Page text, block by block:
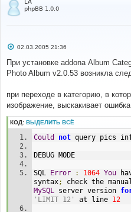
LA
phpBB 1.0.0
С
о
б
щ
и
е
02.03.2005 21:36
При установке addonа Album
Photo Album v2.0.53 возникла
при переходе в категорию, в
изображение, выскакивает
КОД: ВЫДЕЛИТЬ ВСЁ
Could not query pics
DEBUG MODE
SQL Error : 1064 You
syntax;
MySQL
server version
'LIMIT 12'
at line 12